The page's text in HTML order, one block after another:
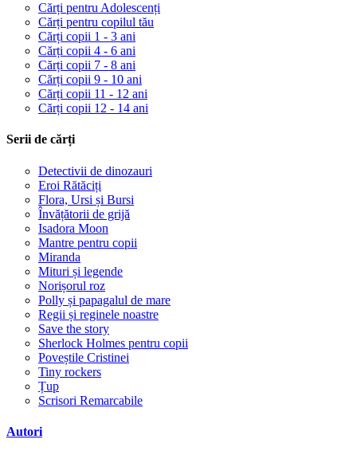
Cărți pentru Adolescenți
Cărți pentru copilul tău
Cărți copii 1 - 3 ani
Cărți copii 4 - 6 ani
Cărți copii 7 - 8 ani
Cărți copii 9 - 10 ani
Cărți copii 11 - 12 ani
Cărți copii 12 - 14 ani
Serii de cărți
Detectivii de dinozauri
Eroi Rătăciți
Flora, Ursi și Bursi
Învățătorii de grijă
Isadora Moon
Mantre pentru copii
Miranda
Mituri și legende
Norișorul roz
Polly și papagalul de mare
Regii și reginele noastre
Save the story
Sherlock Holmes pentru copii
Poveștile Cristinei
Tiny rockers
Țup
Scrisori Remarcabile
Autori